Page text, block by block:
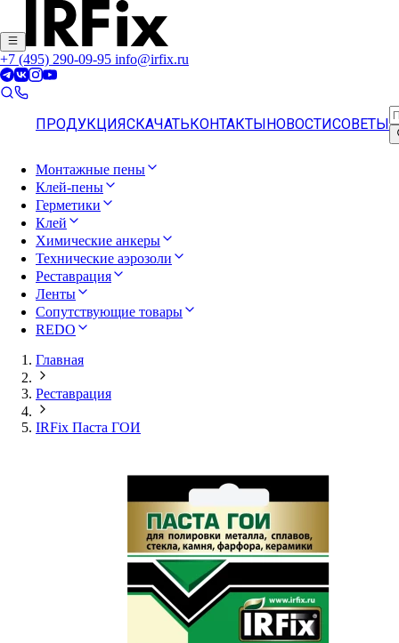
+7 (495) 290-09-95 info@irfix.ru
ПРОДУКЦИЯСКАЧАТЬКОНТАКТЫ НОВОСТИСОВЕТЫ
Монтажные пены
Клей-пены
Герметики
Клей
Химические анкеры
Технические аэрозоли
Реставрация
Ленты
Сопутствующие товары
REDO
Главная
Реставрация
IRFix Паста ГОИ